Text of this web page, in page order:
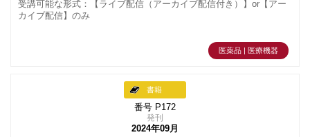
受講可能な形式：【ライブ配信（アーカイブ配信付き）】or【アー
カイブ配信】のみ
医薬品 | 医療機器
書籍
番号 P172
発刊
2024年09月